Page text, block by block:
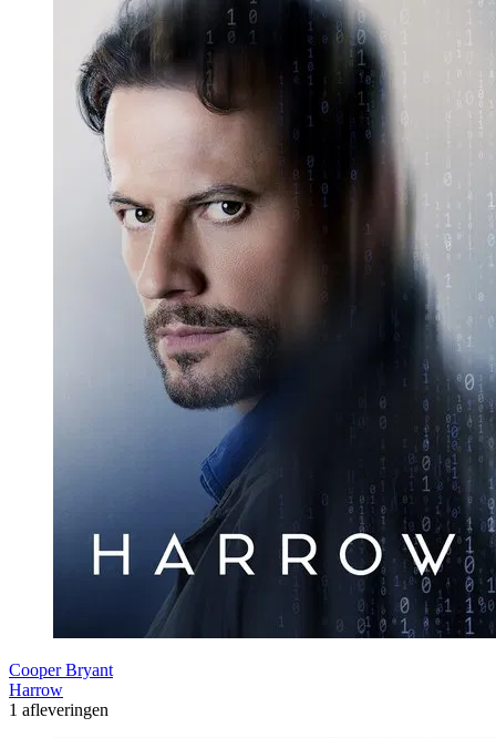
Cooper Bryant
Harrow
1 afleveringen